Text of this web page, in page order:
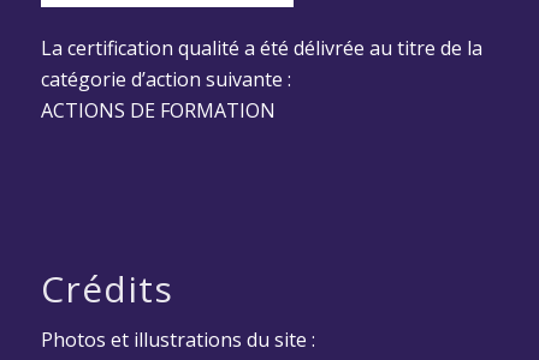
La certification qualité a été délivrée au titre de la
catégorie d’action suivante :
ACTIONS DE FORMATION
Crédits
Photos et illustrations du site :